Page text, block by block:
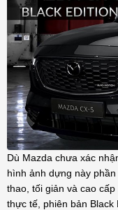
Dù Mazda chưa xác
hình ảnh dựng này
thao, tối giản và cao
thực tế, phiên bản